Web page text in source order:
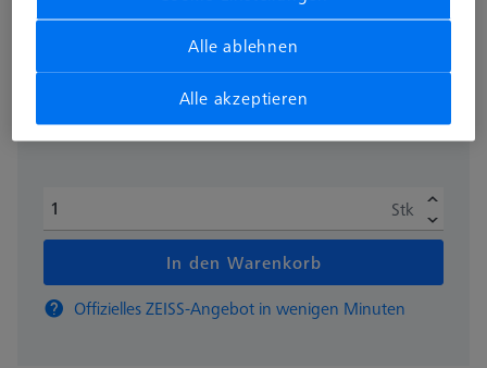
703,50 € zzgl. USt.
Stk
In den Warenkorb
Offizielles ZEISS-Angebot in wenigen Minuten
Alle ablehnen
Alle akzeptieren